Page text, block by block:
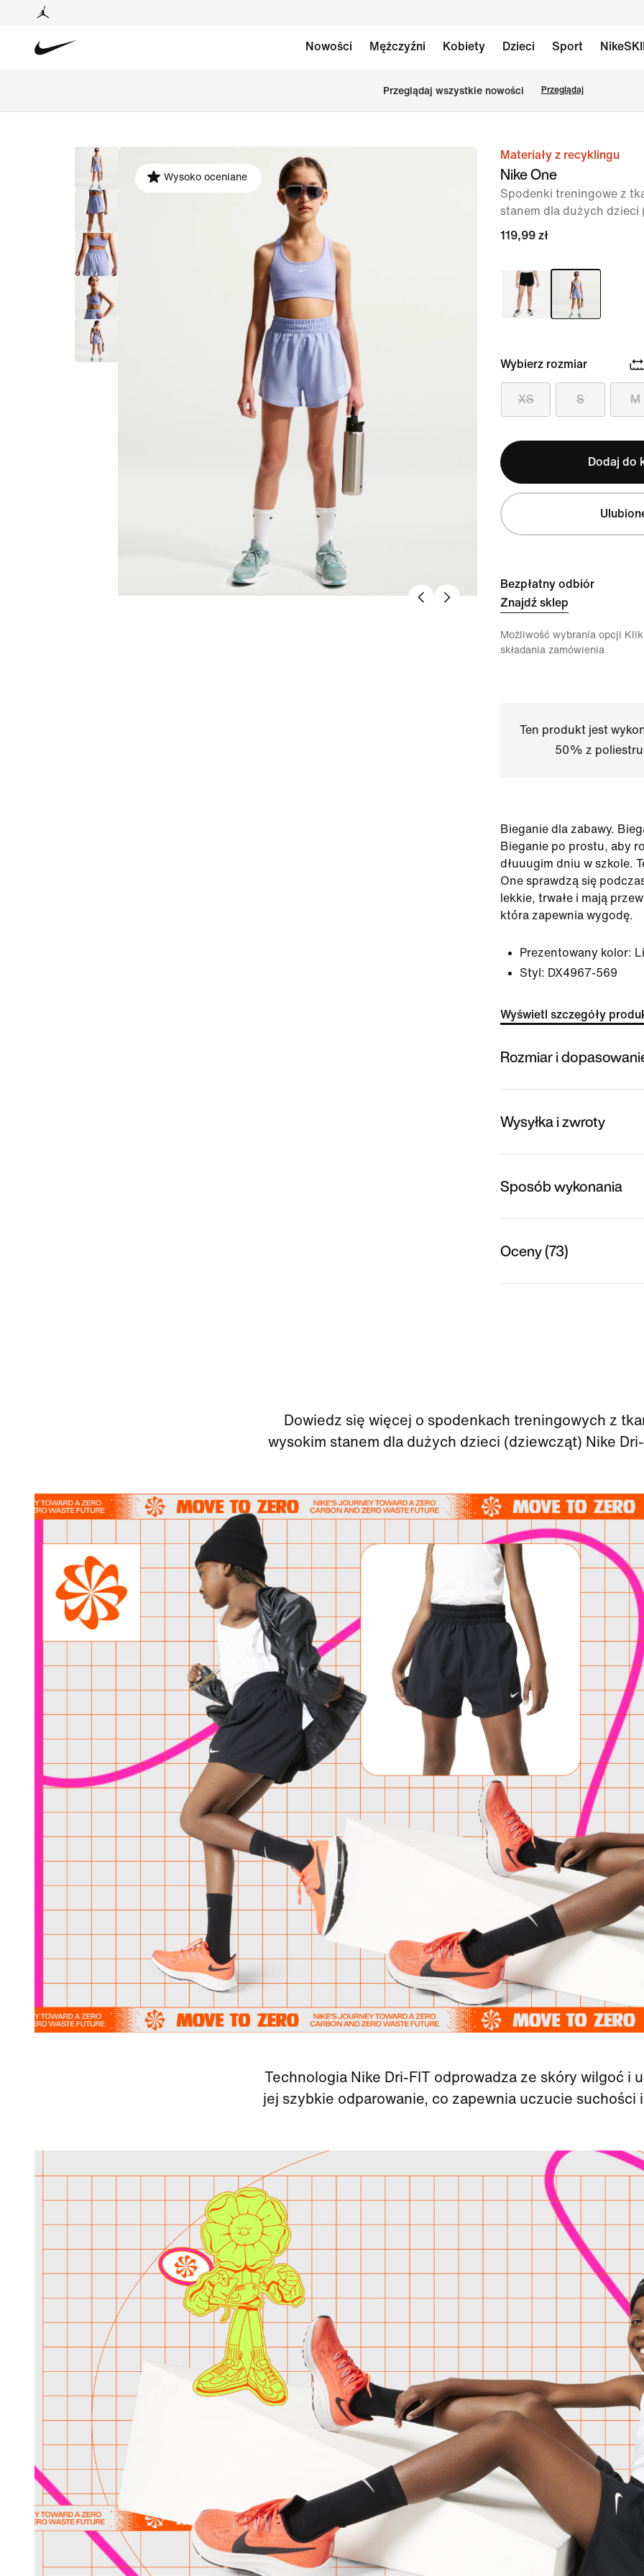
Nowości Mężczyźni Kobiety Dzieci Sport
Przeglądaj wszystkie nowości Przeglądaj
obraz
Wysoko oceniane
Materiały z recyklingu
Nike One
Spodenki treningowe z
stanem dla dużych dzieci
119,99 zł
Wybierz rozmiar
XS S M
Dodaj do
Bezpłatny odbiór
Znajdź sklep
Możliwość wybrania opcji
składania zamówienia
Ten produkt jest
50% z
Bieganie dla zabawy.
Bieganie po prostu, aby
dłuuugim dniu w szkole.
One sprawdzą się
lekkie, trwałe i mają
która zapewnia wygodę.
Prezentowany kolor:
Styl: DX4967-569
Wyświetl szczegóły
Rozmiar i
Wysyłka i zwroty
Sposób wykonania
Oceny (73)
Dowiedz się więcej o spodenkach treningowych z
wysokim stanem dla dużych dzieci (dziewcząt) Nike
Technologia Nike Dri-FIT odprowadza ze skóry wilgoć i
jej szybkie odparowanie, co zapewnia uczucie suchości